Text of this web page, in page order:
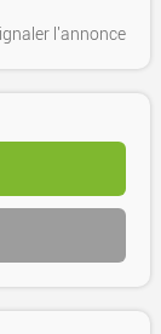
l'annonce